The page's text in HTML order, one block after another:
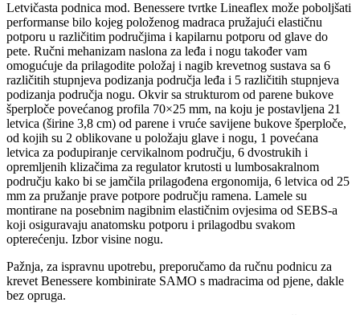
Letvičasta podnica mod. Benessere tvrtke Lineaflex može poboljšati
performanse bilo kojeg položenog madraca pružajući elastičnu
potporu u različitim područjima i kapilarnu potporu od glave do
pete. Ručni mehanizam naslona za leđa i nogu također vam
omogućuje da prilagodite položaj i nagib krevetnog sustava sa 6
različitih stupnjeva podizanja područja leđa i 5 različitih stupnjeva
podizanja područja nogu. Okvir sa strukturom od parene bukove
šperploče povećanog profila 70×25 mm, na koju je postavljena 21
letvica (širine 3,8 cm) od parene i vruće savijene bukove šperploče,
od kojih su 2 oblikovane u položaju glave i nogu, 1 povećana
letvica za podupiranje cervikalnom području, 6 dvostrukih i
opremljenih klizačima za regulator krutosti u lumbosakralnom
području kako bi se jamčila prilagođena ergonomija, 6 letvica od 25
mm za pružanje prave potpore području ramena. Lamele su
montirane na posebnim nagibnim elastičnim ovjesima od SEBS-a
koji osiguravaju anatomsku potporu i prilagodbu svakom
opterećenju. Izbor visine nogu.
Pažnja, za ispravnu upotrebu, preporučamo da ručnu podnicu za
krevet Benessere kombinirate SAMO s madracima od pjene, dakle
bez opruga.